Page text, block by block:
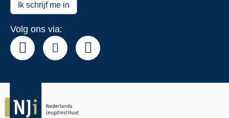
Ik schrijf me in
Volg ons via: